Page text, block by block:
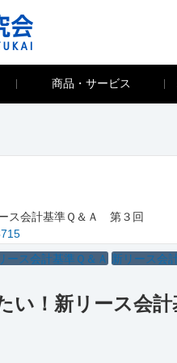
商品・サービス
ス会計基準Ｑ＆Ａ 第３回
ース会計基準Ｑ＆Ａ 新リース会
い！新リース会